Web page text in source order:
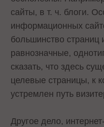
сайты, в т. ч. блоги.
информационных
большинство страниц
равнозначные,
сказать, что здесь
целевые страницы, к
устремлен путь
Другое дело,